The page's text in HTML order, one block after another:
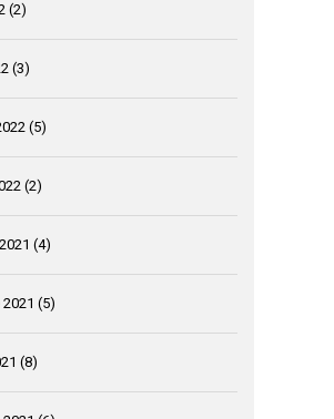
(2)
(3)
(5)
(2)
(4)
(5)
(8)